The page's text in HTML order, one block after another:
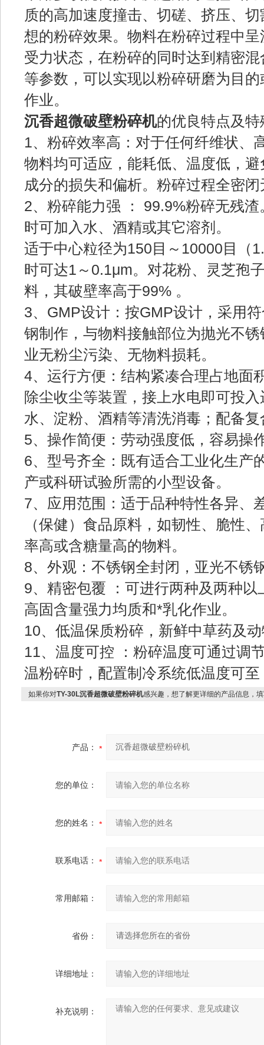
质的高加速度撞击、切磋、挤压、
想的粉碎效果。物料在粉碎过程中
受力状态，在粉碎的同时达到精密
等参数，可以实现以粉碎研磨为目
作业。
沉香超微破壁粉碎机的优良特点及特
1、粉碎效率高：对于任何纤维状、
物料均可适应，能耗低、温度低，
成分的损失和偏析。粉碎过程全密
2、粉碎能力强 ： 99.9%粉碎无残
时可加入水、酒精或其它溶剂。
适于中心粒径为150目～10000目（
时可达1～0.1μm。对花粉、灵芝孢
料，其破壁率高于99% 。
3、GMP设计：按GMP设计，采用
钢制作，与物料接触部位为抛光不
业无粉尘污染、无物料损耗。
4、运行方便：结构紧凑合理占地面
除尘收尘等装置，接上水电即可投
水、淀粉、酒精等清洗消毒；配备
5、操作简便：劳动强度低，容易操
6、型号齐全：既有适合工业化生产
产或科研试验所需的小型设备。
7、应用范围：适于品种特性各异、
（保健）食品原料，如韧性、脆性
率高或含糖量高的物料。
8、外观：不锈钢全封闭，亚光不锈
9、精密包覆 ：可进行两种及两种
高固含量强力均质和*乳化作业。
10、低温保质粉碎，新鲜中草药及
11、温度可控 ：粉碎温度可通过调
温粉碎时，配置制冷系统低温度可
如果你对TY-30L沉香超微破壁粉碎机感兴趣，想了解更详细的产品信息，
产品：
您的单位：
您的姓名：
联系电话：
常用邮箱：
省份：
详细地址：
补充说明：